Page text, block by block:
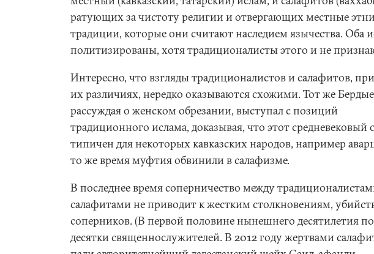
ратующих за чистоту религии и отвергающих местные
традиции, которые они считают наследием язычества. Оба
политизированы, хотя традиционалисты этого и не
Интересно, что взгляды традиционалистов и салафитов,
их различиях, нередко оказываются схожими. Тот же
рассуждая о женском обрезании, выступал с позиций
традиционного ислама, доказывая, что этот средневековый
типичен для некоторых кавказских народов, например
то же время муфтия обвинили в салафизме.
В последнее время соперничество между
салафитами не приводит к жестким столкновениям,
соперников. (В первой половине нынешнего десятилетия
десятки священнослужителей. В 2012 году жертвами